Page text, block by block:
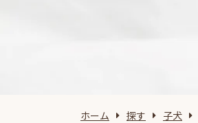
ホーム 探す 子犬